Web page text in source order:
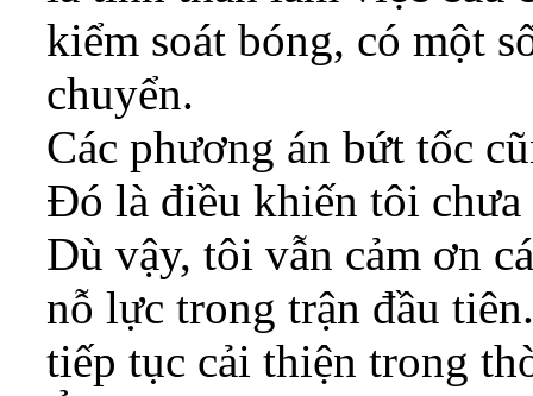
kiểm soát bóng, có một
chuyển.
Các phương án bứt tốc
Đó là điều khiến tôi
Dù vậy, tôi vẫn cảm ơn
nỗ lực trong trận đầu
tiếp tục cải thiện trong